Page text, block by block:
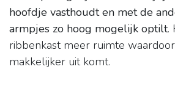
hoofdje vasthoudt en met de
armpjes zo hoog mogelijk optilt.
ribbenkast meer ruimte
makkelijker uit komt.